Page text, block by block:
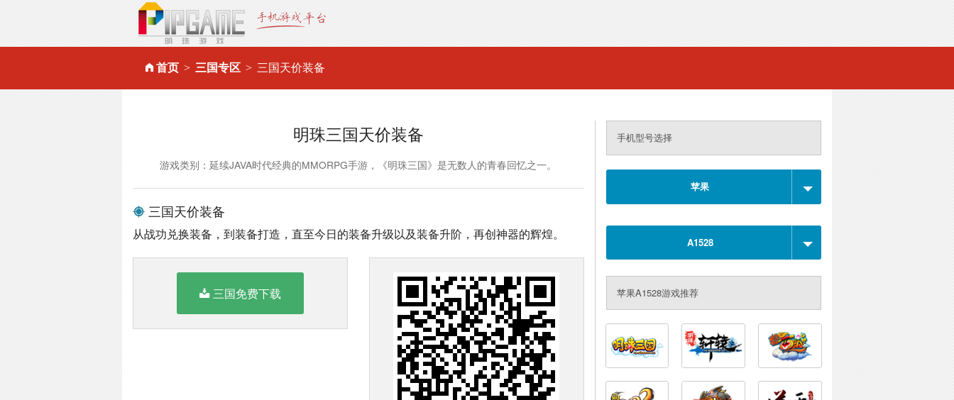
首页 三国专区 三国天价装备
明珠三国天价装备
游戏类别：延续JAVA时代经典的MMORPG手游，《明珠三国》是无数人的青春回忆之一。
三国天价装备
从战功兑换装备，到装备打造，直至今日的装备升级以及装备升阶，再创神器的辉煌。
三国免费下载
手机型号选择
苹果
A1528
苹果A1528游戏推荐